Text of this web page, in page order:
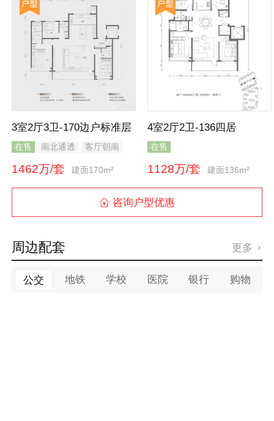
3室2厅3卫-170边户标准层
在售 南北通透 客厅朝南
1462万/套 建面170m²
4室2厅2卫-136四居
在售
1128万/套 建面136m²
 咨询户型优惠
周边配套 更多 
公交 地铁 学校 医院 银行 购物